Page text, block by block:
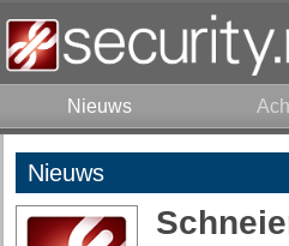
Nieuws
Nieuws